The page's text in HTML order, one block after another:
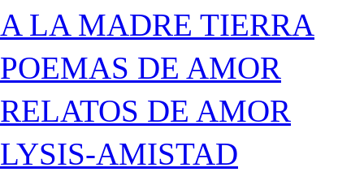
A LA MADRE TIERRA
POEMAS DE AMOR
RELATOS DE AMOR
LYSIS-AMISTAD